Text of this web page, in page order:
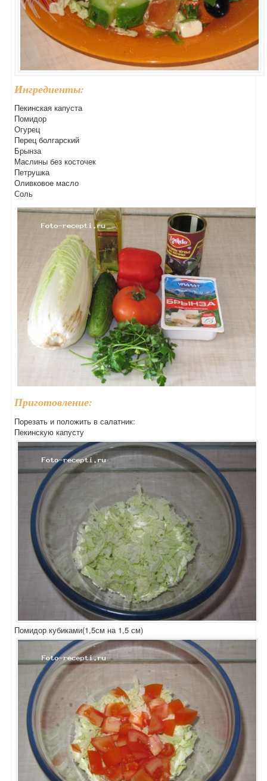
Ингредиенты:
Пекинская капуста
Помидор
Огурец
Перец болгарский
Брынза
Маслины без косточек
Петрушка
Оливковое масло
Соль
Приготовление:
Порезать и положить в салатник:
Пекинскую капусту
Помидор кубиками(1,5см на 1,5 см)